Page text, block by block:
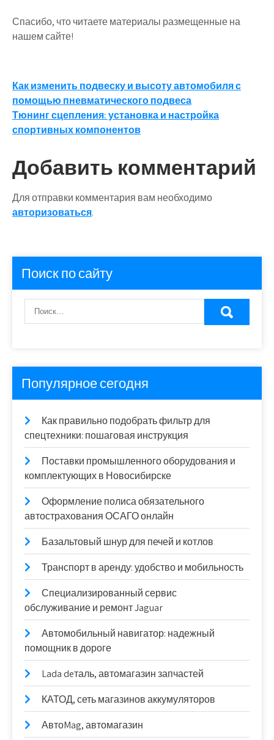
Спасибо, что читаете материалы размещенные на
нашем сайте!
Навигация
по
записям
Как изменить подвеску и высоту автомобиля с
помощью пневматического подвеса
Тюнинг сцепления: установка и настройка
спортивных компонентов
Добавить комментарий
Для отправки комментария вам необходимо
авторизоваться.
Поиск по сайту
Популярное сегодня
Как правильно подобрать фильтр для
спецтехники: пошаговая инструкция
Поставки промышленного оборудования и
комплектующих в Новосибирске
Оформление полиса обязательного
автострахования ОСАГО онлайн
Базальтовый шнур для печей и котлов
Транспорт в аренду: удобство и мобильность
Специализированный сервис
обслуживание и ремонт Jaguar
Автомобильный навигатор: надежный
помощник в дороге
Lada deталь, автомагазин запчастей
КАТОД, сеть магазинов аккумуляторов
АвтоMag, автомагазин